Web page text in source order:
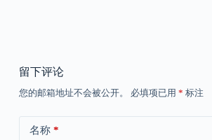
留下评论
您的邮箱地址不会被公开。 必填项已用 * 标注
名称*